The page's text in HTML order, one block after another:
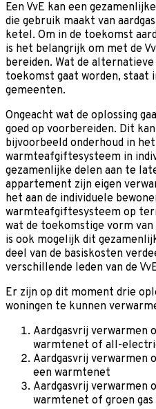
Een VvE kan een
die gebruik maakt van
ketel. Om in de toekomst
is het belangrijk om met de
bereiden. Wat de
toekomst gaat worden, staat
gemeenten.
Ongeacht wat de oplossing
goed op voorbereiden. Dit
bijvoorbeeld onderhoud in
warmteafgiftesysteem in
gezamenlijke delen aan te
appartement zijn eigen
het aan de individuele
warmteafgiftesysteem op
wat de toekomstige vorm
is ook mogelijk dit
deel van de basiskosten
verschillende leden van de
Er zijn op dit moment drie
woningen te kunnen
Aardgasvrij verwarmen
warmtenet of all-
Aardgasvrij verwarmen
een warmtenet
Aardgasvrij verwarmen
warmtenet of groen gas